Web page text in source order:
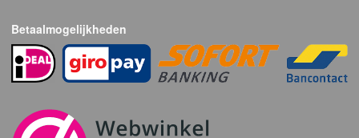
Betaalmogelijkheden